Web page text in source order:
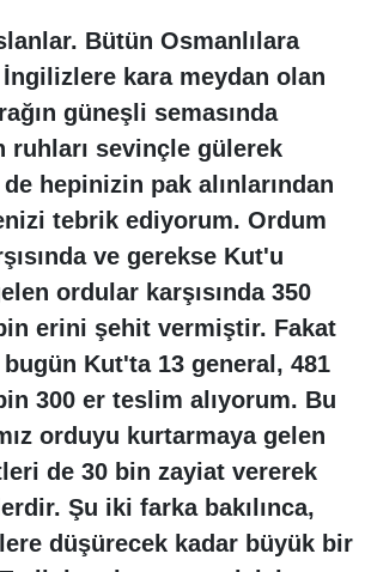
Bütün Osmanlılara
kara meydan olan
güneşli semasında
ruhları sevinçle gülerek
hepinizin pak alınlarından
tebrik ediyorum. Ordum
ve gerekse Kut'u
ordular karşısında 350
erini şehit vermiştir. Fakat
bugün Kut'ta 13 general, 481
300 er teslim alıyorum. Bu
orduyu kurtarmaya gelen
de 30 bin zayiat vererek
Şu iki farka bakılınca,
düşürecek kadar büyük bir